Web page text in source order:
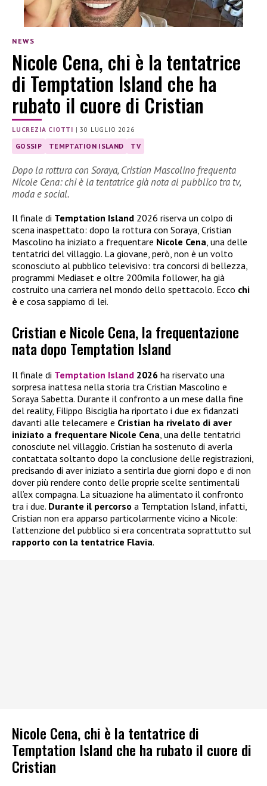
NEWS
Nicole Cena, chi è la tentatrice
di Temptation Island che ha
rubato il cuore di Cristian
LUCREZIA CIOTTI |30 LUGLIO 2026
GOSSIP TEMPTATION ISLAND TV
Dopo la rottura con Soraya, Cristian Mascolino frequenta
Nicole Cena: chi è la tentatrice già nota al pubblico tra tv,
moda e social.
Il finale di Temptation Island 2026 riserva un colpo di
scena inaspettato: dopo la rottura con Soraya, Cristian
Mascolino ha iniziato a frequentare Nicole Cena, una delle
tentatrici del villaggio. La giovane, però, non è un volto
sconosciuto al pubblico televisivo: tra concorsi di bellezza,
programmi Mediaset e oltre 200mila follower, ha già
costruito una carriera nel mondo dello spettacolo. Ecco chi
è e cosa sappiamo di lei.
Cristian e Nicole Cena, la frequentazione
nata dopo Temptation Island
Il finale di Temptation Island 2026 ha riservato una
sorpresa inattesa nella storia tra Cristian Mascolino e
Soraya Sabetta. Durante il confronto a un mese dalla fine
del reality, Filippo Bisciglia ha riportato i due ex fidanzati
davanti alle telecamere e Cristian ha rivelato di aver
iniziato a frequentare Nicole Cena , una delle tentatrici
conosciute nel villaggio. Cristian ha sostenuto di averla
contattata soltanto dopo la conclusione delle registrazioni,
precisando di aver iniziato a sentirla due giorni dopo e di non
dover più rendere conto delle proprie scelte sentimentali
all’ex compagna. La situazione ha alimentato il confronto
tra i due. Durante il percorso a Temptation Island, infatti,
Cristian non era apparso particolarmente vicino a Nicole:
l’attenzione del pubblico si era concentrata soprattutto sul
rapporto con la tentatrice Flavia.
Nicole Cena, chi è la tentatrice di
Temptation Island che ha rubato il cuore di
Cristian